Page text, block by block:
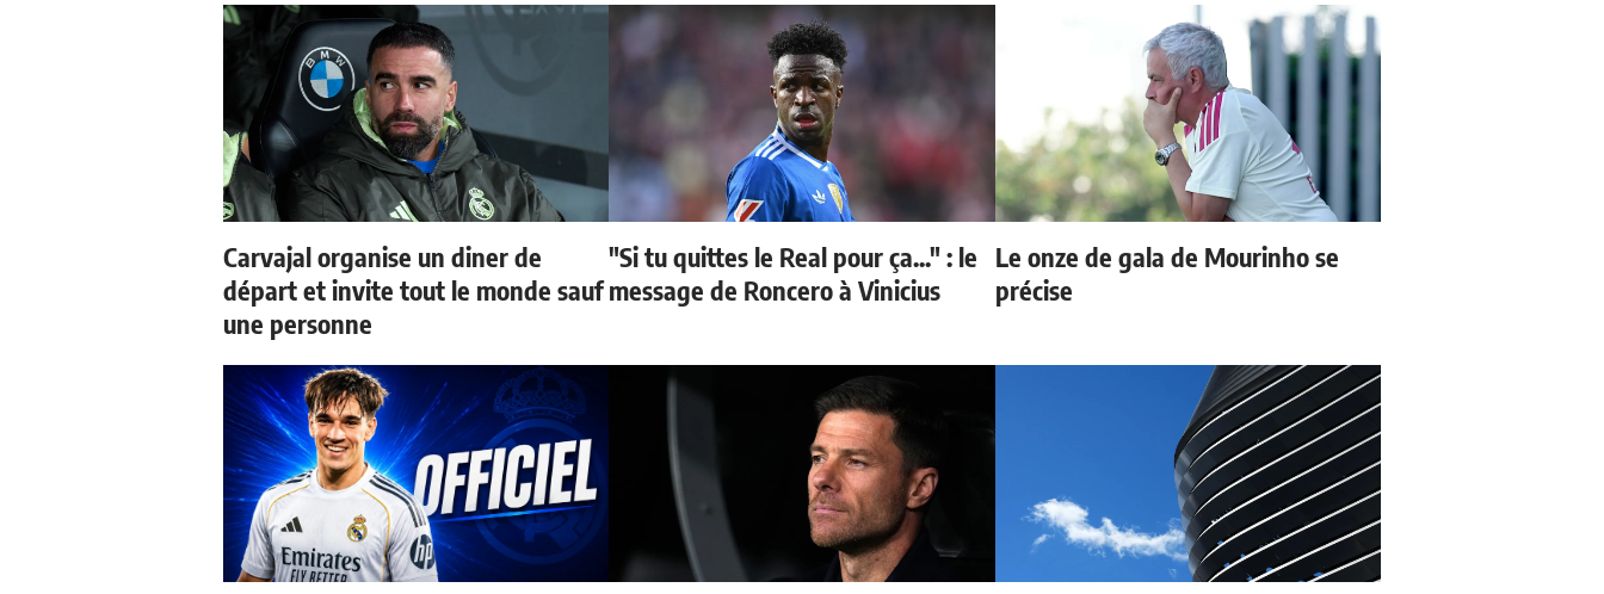
Carvajal organise un diner de
départ et invite tout le monde sauf
une personne
"Si tu quittes le Real pour ça..." : le
message de Roncero à Vinicius
Le onze de gala de Mourinho se
précise